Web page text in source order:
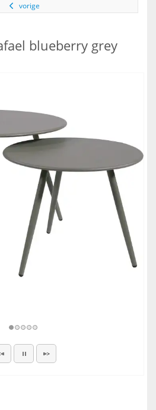
vorige
blueberry grey